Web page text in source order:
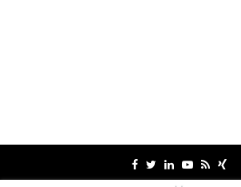
Facebook
TwitterLinkedinYoutube
RssXing